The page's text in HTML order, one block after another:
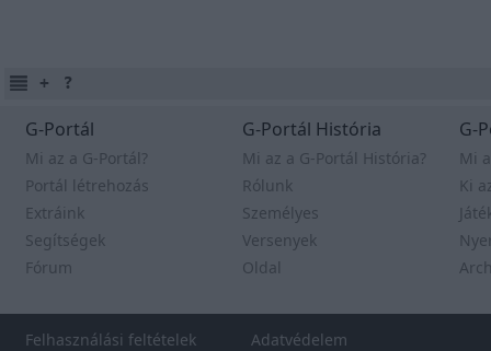
G-Portál
Mi az a G-Portál?
Portál létrehozás
Extráink
Segítségek
Fórum
G-Portál História
Mi az a G-Portál História?
Rólunk
Személyes
Versenyek
Oldal
G-
Mi
Ki
Felhasználási feltételek Adatvédelem